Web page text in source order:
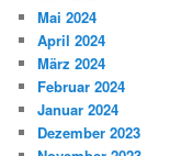
Mai 2024
April 2024
März 2024
Februar 2024
Januar 2024
Dezember 2023